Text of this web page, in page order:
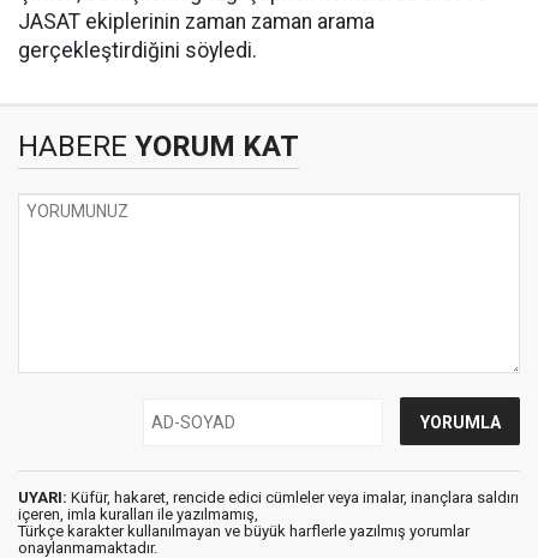
JASAT ekiplerinin zaman zaman arama
gerçekleştirdiğini söyledi.
HABERE YORUM KAT
UYARI: Küfür, hakaret, rencide edici cümleler veya imalar, inançlara saldırı
içeren, imla kuralları ile yazılmamış,
Türkçe karakter kullanılmayan ve büyük harflerle yazılmış yorumlar
onaylanmamaktadır.